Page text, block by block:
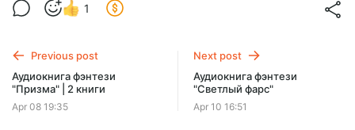
The discount applies to the first 12 months only.
1
Previous post
Аудиокнига фэнтези
"Призма" | 2 книги
Apr 08 19:35
Next post
Аудиокнига фэнтези
"Светлый фарс"
Apr 10 16:51